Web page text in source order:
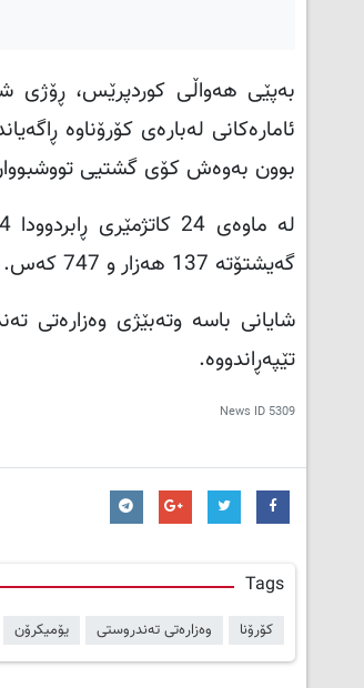
بوون بەوەش کۆی گشتیی تووشبووان گەیشتە 7 ملیۆن و 84
گەیشتۆتە 137 هەزار و 747 کەس
.
تێپەڕاندووە.
News ID 5309
Tags
کۆرۆنا وەزارەتی تەندروستی یۆمیکرۆن